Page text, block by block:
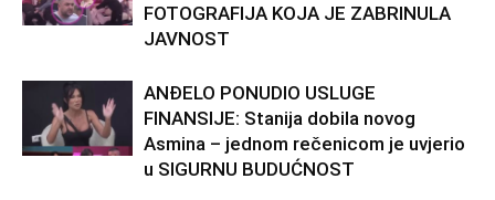
FOTOGRAFIJA KOJA JE ZABRINULA
JAVNOST
ANĐELO PONUDIO USLUGE
FINANSIJE: Stanija dobila novog
Asmina – jednom rečenicom je uvjerio
u SIGURNU BUDUĆNOST